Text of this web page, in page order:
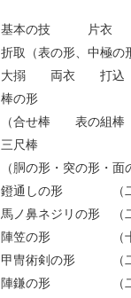
基本の技 片
折取（表の形、中極の
大搦 両衣 打
棒の形
（合せ棒 表の組
三尺棒
（胴の形・突の形・面
鐙通しの形 （
馬ノ鼻ネジリの形 （
陣笠の形 （十
甲冑術剣の形 （
陣鎌の形 （二